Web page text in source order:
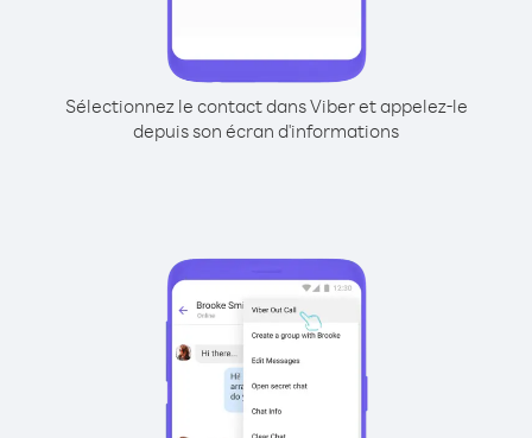
Sélectionnez le contact dans Viber et appelez-le
depuis son écran d'informations